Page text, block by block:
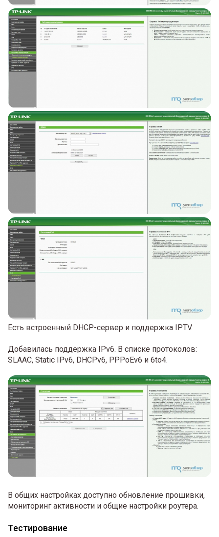
Есть встроенный DHCP-сервер и поддержка IPTV.
Добавилась поддержка IPv6. В списке протоколов:
SLAAC, Static IPv6, DHCPv6, PPPoEv6 и 6to4.
В общих настройках доступно обновление прошивки,
мониторинг активности и общие настройки роутера.
Тестирование